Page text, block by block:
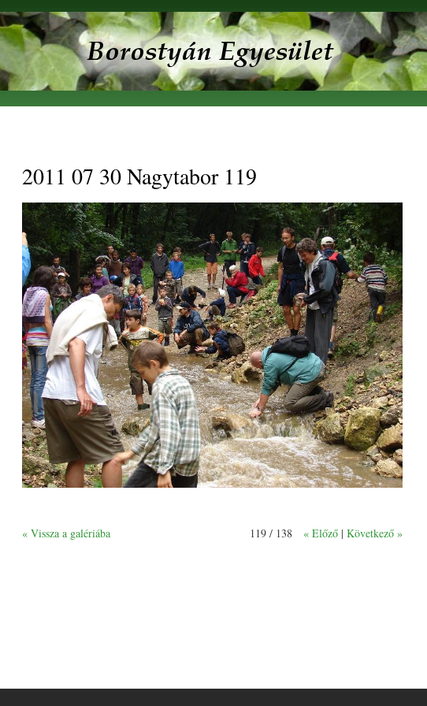
Ugrás a
tartalomra
2011 07 30 Nagytabor 119
« Vissza a galériába 119 / 138 « Előző | Következő »